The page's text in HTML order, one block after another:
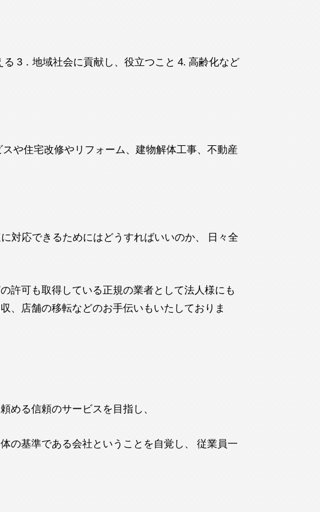
3．地域社会に貢献し、役立つこと 4. 高齢化など
や住宅改修やリフォーム、建物解体工事、不動産
対応できるためにはどうすればいいのか、 日々全
許可も取得している正規の業者として法人様にも
、店舗の移転などのお手伝いもいたしておりま
る信頼のサービスを目指し、
の基準である会社ということを自覚し、 従業員一